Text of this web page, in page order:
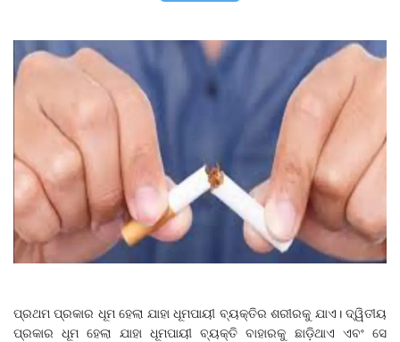
ପ୍ରଥମ ପ୍ରକାର ଧୂମ ହେଲା ଯାହା ଧୂମପାୟୀ ବ୍ୟକ୍ତିର ଶରୀରକୁ ଯାଏ। ଦ୍ୱିତୀୟ
ପ୍ରକାର ଧୂମ ହେଲା ଯାହା ଧୂମପାୟୀ ବ୍ୟକ୍ତି ବାହାରକୁ ଛାଡ଼ିଥାଏ ଏବଂ ସେ